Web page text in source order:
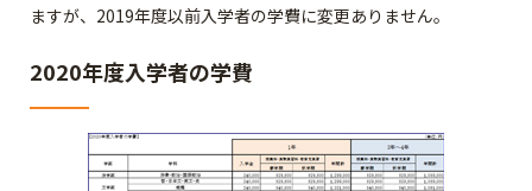
ますが、2019年度以前入学者の学費に変更ありません。
2020年度入学者の学費